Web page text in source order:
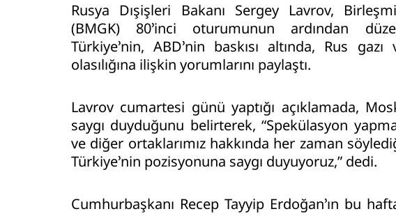
Rusya Dışişleri Bakanı Sergey Lavrov,
(BMGK) 80’inci oturumunun ardından
Türkiye’nin, ABD’nin baskısı altında, Rus
olasılığına ilişkin yorumlarını paylaştı.
Lavrov cumartesi günü yaptığı açıklamada,
saygı duyduğunu belirterek, “Spekülasyon
ve diğer ortaklarımız hakkında her zaman
Türkiye’nin pozisyonuna saygı duyuyoruz,” dedi.
Cumhurbaşkanı Recep Tayyip Erdoğan’ın bu